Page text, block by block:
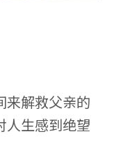
来解救父亲的
人生感到绝望